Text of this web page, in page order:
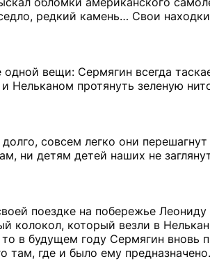
редкий камень… Свои
вещи: Сермягин всегда
Нельканом протянуть зеленую
совсем легко они
ни детям детей наших не
поездке на побережье
колокол, который везли в
то в будущем году Сермягин вновь
там, где и было ему предназначено.